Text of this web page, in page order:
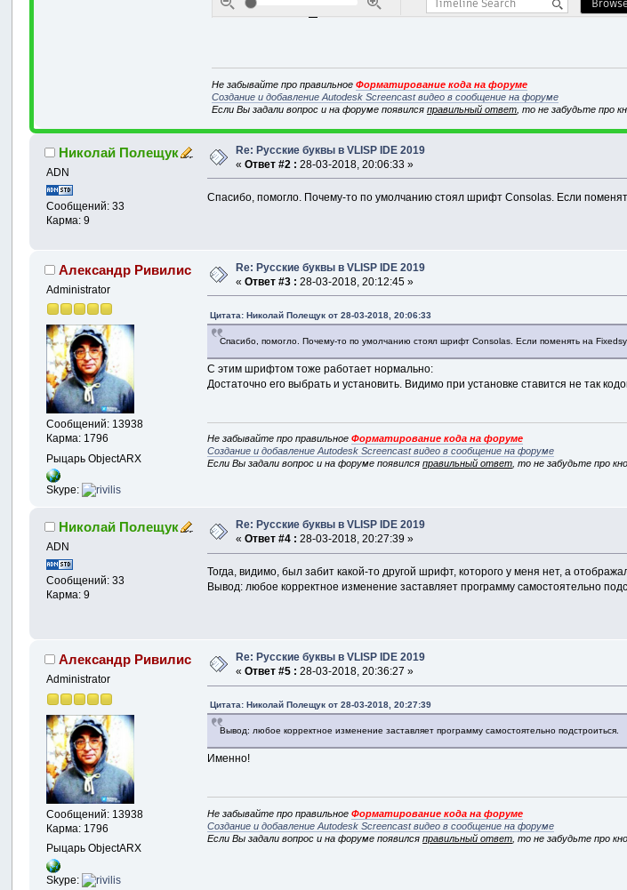
Не забывайте про правильноеФорматирование кода на форуме
Создание и добавление Autodesk Screencast видео в сообщение на форуме
Если Вы задали вопрос и на форуме появилсяправильный ответ , то не забудьте про
Николай Полещук
ADN
Сообщений: 33
Карма: 9
Re: Русские буквы в VLISP IDE 2019
«Ответ #2 : 28-03-2018, 20:06:33 »
Спасибо, помогло. Почему-то по умолчанию стоял шрифт Consolas. Если
Александр Ривилис
Administrator
Сообщений: 13938
Карма: 1796
Рыцарь ObjectARX
Skype:
Re: Русские буквы в VLISP IDE 2019
«Ответ #3 : 28-03-2018, 20:12:45 »
Цитата: Николай Полещук от 28-03-2018, 20:06:33
Спасибо, помогло. Почему-то по умолчанию стоял шрифт Consolas. Если поменять на
С этим шрифтом тоже работает нормально:
Достаточно его выбрать и установить. Видимо при установке ставится не так
Не забывайте про правильноеФорматирование кода на форуме
Создание и добавление Autodesk Screencast видео в сообщение на форуме
Если Вы задали вопрос и на форуме появилсяправильный ответ , то не забудьте про
Николай Полещук
ADN
Сообщений: 33
Карма: 9
Re: Русские буквы в VLISP IDE 2019
«Ответ #4 : 28-03-2018, 20:27:39 »
Тогда, видимо, был забит какой-то другой шрифт, которого у меня нет, а
Вывод: любое корректное изменение заставляет программу самостоятельно
Александр Ривилис
Administrator
Сообщений: 13938
Карма: 1796
Рыцарь ObjectARX
Skype:
Re: Русские буквы в VLISP IDE 2019
«Ответ #5 : 28-03-2018, 20:36:27 »
Цитата: Николай Полещук от 28-03-2018, 20:27:39
Вывод: любое корректное изменение заставляет программу самостоятельно подстроиться.
Именно!
Не забывайте про правильноеФорматирование кода на форуме
Создание и добавление Autodesk Screencast видео в сообщение на форуме
Если Вы задали вопрос и на форуме появилсяправильный ответ , то не забудьте про